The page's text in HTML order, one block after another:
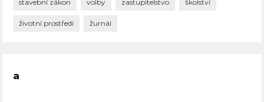
stavební zákon volby zastupitelstvo školství
životní prostředí žurnál
a